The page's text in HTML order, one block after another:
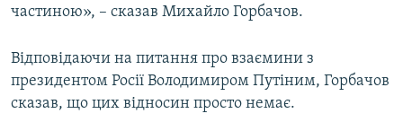
частиною», – сказав Михайло Горбачов.
Відповідаючи на питання про взаємини з
президентом Росії Володимиром Путіним, Горбачов
сказав, що цих відносин просто немає.